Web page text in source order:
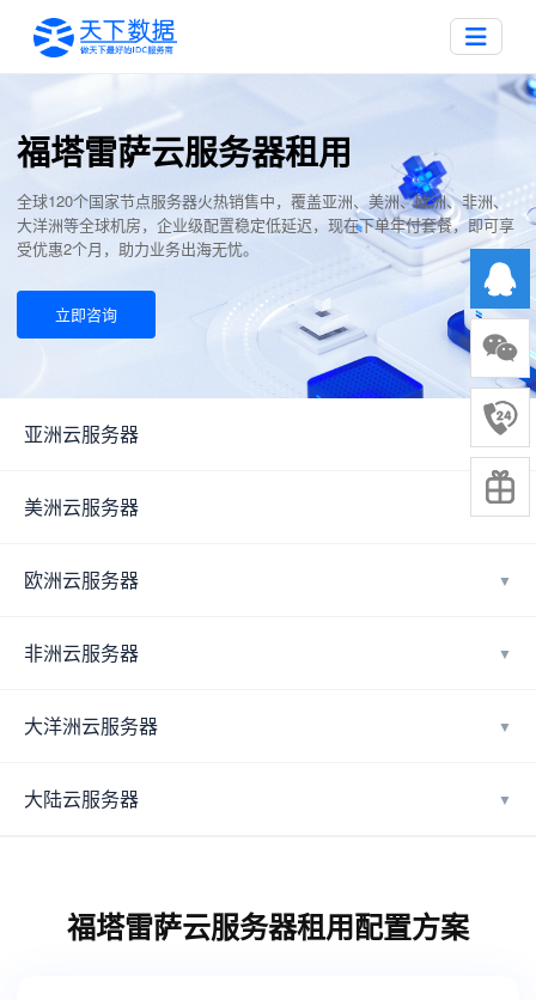
福塔雷萨云服务器租用
全球120个国家节点服务器火热销售中，覆盖亚洲、美洲、欧洲、非洲、
大洋洲等全球机房，企业级配置稳定低延迟，现在下单年付套餐，即可享
受优惠2个月，助力业务出海无忧。
立即咨询
亚洲云服务器 ▼
美洲云服务器 ▼
欧洲云服务器 ▼
非洲云服务器 ▼
大洋洲云服务器 ▼
大陆云服务器 ▼
福塔雷萨云服务器租用配置方案